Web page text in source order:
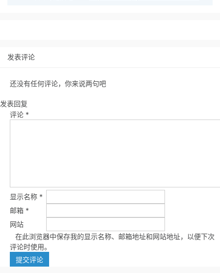
发表评论
还没有任何评论，你来说两句吧
发表回复
评论 *
显示名称 *
邮箱 *
网站
在此浏览器中保存我的显示名称、邮箱地址和网站地址，以便下次
评论时使用。